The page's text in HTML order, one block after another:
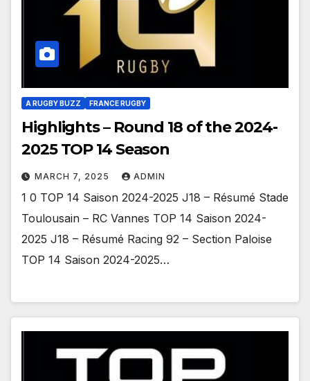
A RUGBY BUZZ FRANCE RUGBY
Highlights – Round 18 of the 2024-
2025 TOP 14 Season
MARCH 7, 2025 ADMIN
1 0 TOP 14 Saison 2024-2025 J18 – Résumé Stade
Toulousain – RC Vannes TOP 14 Saison 2024-
2025 J18 – Résumé Racing 92 – Section Paloise
TOP 14 Saison 2024-2025…